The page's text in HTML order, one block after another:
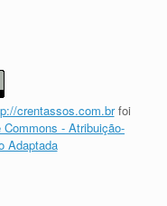
crentassos.com.brfoi
Commons - Atribuição-
Adaptada